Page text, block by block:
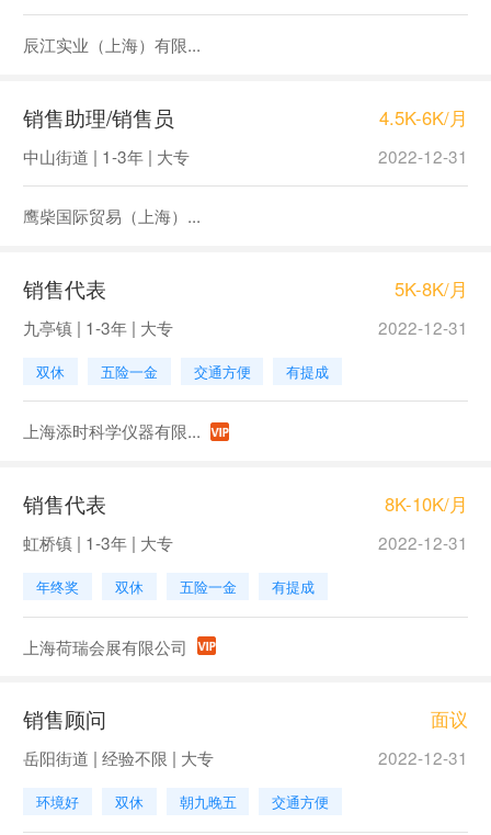
辰江实业（上海）有限...
销售助理/销售员 4.5K-6K/月
中山街道 | 1-3年 | 大专 2022-12-31
鹰柴国际贸易（上海）...
销售代表 5K-8K/月
九亭镇 | 1-3年 | 大专 2022-12-31
双休 五险一金 交通方便 有提成
上海添时科学仪器有限...
销售代表 8K-10K/月
虹桥镇 | 1-3年 | 大专 2022-12-31
年终奖 双休 五险一金 有提成
上海荷瑞会展有限公司
销售顾问 面议
岳阳街道 | 经验不限 | 大专 2022-12-31
环境好 双休 朝九晚五 交通方便